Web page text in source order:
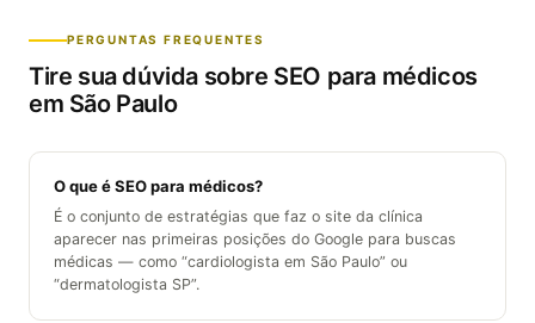
PERGUNTAS FREQUENTES
Tire sua dúvida sobre SEO para médicos
em São Paulo
O que é SEO para médicos?
É o conjunto de estratégias que faz o site da clínica
aparecer nas primeiras posições do Google para buscas
médicas — como “cardiologista em São Paulo” ou
“dermatologista SP”.